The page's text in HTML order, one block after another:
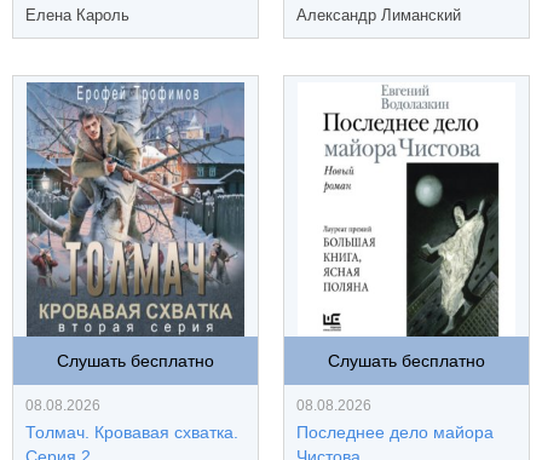
Елена Кароль Александр Лиманский
Слушать бесплатно
08.08.2026
Толмач. Кровавая схватка.
Слушать бесплатно
08.08.2026
Последнее дело майора